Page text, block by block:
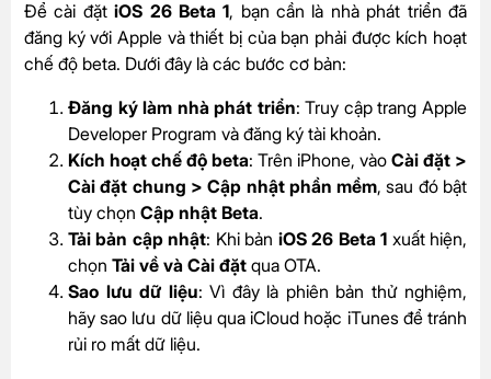
Để cài đặtiOS 26 Beta 1, bạn cần là nhà phát triển đã
đăng ký với Apple và thiết bị của bạn phải được kích hoạt
chế độ beta. Dưới đây là các bước cơ bản:
Đăng ký làm nhà phát triển: Truy cập trang Apple
Developer Program và đăng ký tài khoản.
Kích hoạt chế độ beta: Trên iPhone, vào Cài đặt >
Cài đặt chung > Cập nhật phần mềm, sau đó bật
tùy chọn Cập nhật Beta.
Tải bản cập nhật: Khi bản iOS 26 Beta 1 xuất hiện,
chọn Tải về và Cài đặt qua OTA.
Sao lưu dữ liệu: Vì đây là phiên bản thử nghiệm,
hãy sao lưu dữ liệu qua iCloud hoặc iTunes để tránh
rủi ro mất dữ liệu.